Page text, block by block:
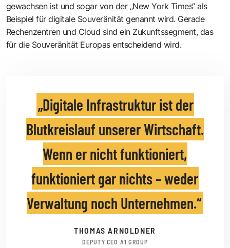
gewachsen ist und sogar von der „New York Times“ als
Beispiel für digitale Souveränität genannt wird. Gerade
Rechenzentren und Cloud sind ein Zukunftssegment, das
für die Souveränität ­Europas entscheidend wird.
Digitale Infrastruktur ist der
Blutkreislauf unserer Wirtschaft.
Wenn er nicht funktioniert,
funktioniert gar nichts – weder
Verwaltung noch Unternehmen.
THOMAS ARNOLDNER
DEPUTY CEO A1 GROUP